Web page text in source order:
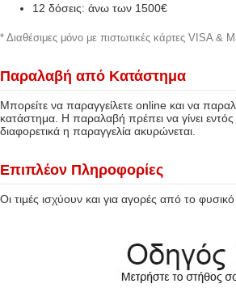
12 δόσεις: άνω των 1500€
* Διαθέσιμες μόνο με πιστωτικές κάρτες VISA &
Παραλαβή από Κατάστημα
Μπορείτε να παραγγείλετε online και να
κατάστημα. Η παραλαβή πρέπει να γίνει εντός
διαφορετικά η παραγγελία ακυρώνεται.
Επιπλέον Πληροφορίες
Οι τιμές ισχύουν και για αγορές από το